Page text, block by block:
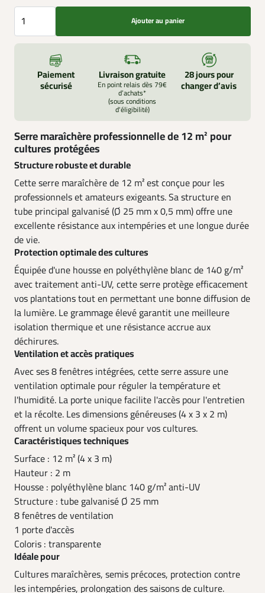
Ajouter au panier
Paiement
sécurisé
Livraison gratuite
En point relais dès 79€
d’achats*
(sous conditions
d'éligibilité)
28 jours pour
changer d’avis
Serre maraîchère professionnelle de 12 m² pour
cultures protégées
Structure robuste et durable
Cette serre maraîchère de 12 m² est conçue pour les
professionnels et amateurs exigeants. Sa structure en
tube principal galvanisé (Ø 25 mm x 0,5 mm) offre une
excellente résistance aux intempéries et une longue durée
de vie.
Protection optimale des cultures
Équipée d'une housse en polyéthylène blanc de 140 g/m²
avec traitement anti-UV, cette serre protège efficacement
vos plantations tout en permettant une bonne diffusion de
la lumière. Le grammage élevé garantit une meilleure
isolation thermique et une résistance accrue aux
déchirures.
Ventilation et accès pratiques
Avec ses 8 fenêtres intégrées, cette serre assure une
ventilation optimale pour réguler la température et
l'humidité. La porte unique facilite l'accès pour l'entretien
et la récolte. Les dimensions généreuses (4 x 3 x 2 m)
offrent un volume spacieux pour vos cultures.
Caractéristiques techniques
Surface : 12 m² (4 x 3 m)
Hauteur : 2 m
Housse : polyéthylène blanc 140 g/m² anti-UV
Structure : tube galvanisé Ø 25 mm
8 fenêtres de ventilation
1 porte d'accès
Coloris : transparente
Idéale pour
Cultures maraîchères, semis précoces, protection contre
les intempéries, prolongation des saisons de culture.